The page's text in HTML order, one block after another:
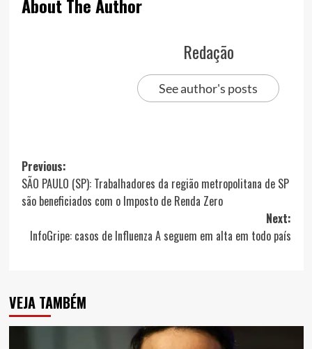
About The Author
Redação
See author's posts
Post
navigation
Previous:
SÃO PAULO (SP): Trabalhadores da região metropolitana de SP
são beneficiados com o Imposto de Renda Zero
Next:
InfoGripe: casos de Influenza A seguem em alta em todo país
VEJA TAMBÉM